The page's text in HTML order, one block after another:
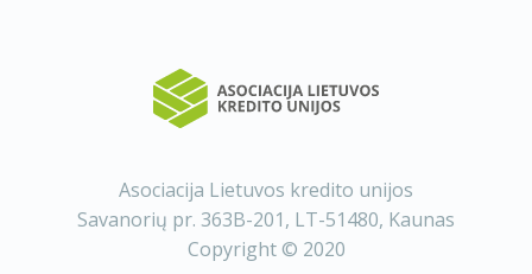
Asociacija Lietuvos kredito unijos
Savanorių pr. 363B-201, LT-51480, Kaunas
Copyright © 2020